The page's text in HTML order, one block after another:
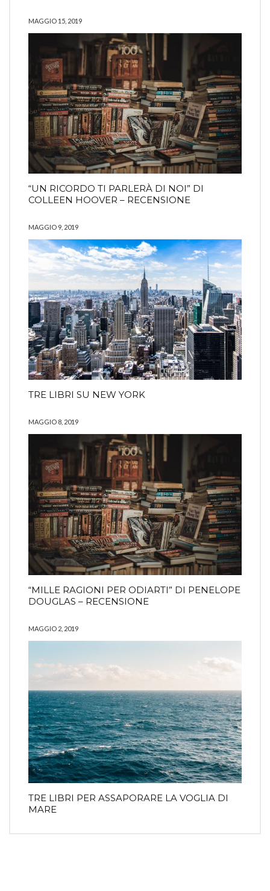
MAGGIO 15, 2019
“UN RICORDO TI PARLERÀ DI NOI” DI
COLLEEN HOOVER – RECENSIONE
MAGGIO 9, 2019
TRE LIBRI SU NEW YORK
MAGGIO 8, 2019
“MILLE RAGIONI PER ODIARTI” DI PENELOPE
DOUGLAS – RECENSIONE
MAGGIO 2, 2019
TRE LIBRI PER ASSAPORARE LA VOGLIA DI
MARE